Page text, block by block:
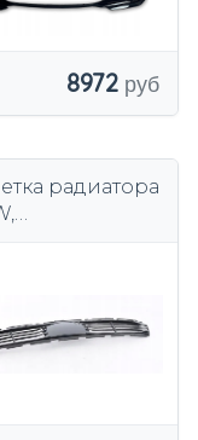
8972
радиатора